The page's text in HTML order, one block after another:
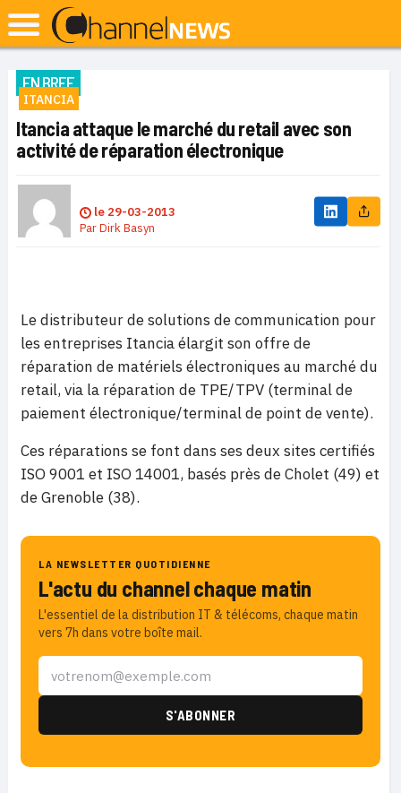
EN BREF
ITANCIA
Itancia attaque le marché du retail avec son
activité de réparation électronique
le 29-03-2013
ParDirk Basyn
Le distributeur de solutions de communication pour
les entreprises Itancia élargit son offre de
réparation de matériels électroniques au marché du
retail, via la réparation de TPE/TPV (terminal de
paiement électronique/terminal de point de vente).
Ces réparations se font dans ses deux sites certifiés
ISO 9001 et ISO 14001, basés près de Cholet (49) et
de Grenoble (38).
LA NEWSLETTER QUOTIDIENNE
L'actu du channel chaque matin
L'essentiel de la distribution IT & télécoms, chaque matin
vers 7h dans votre boîte mail.